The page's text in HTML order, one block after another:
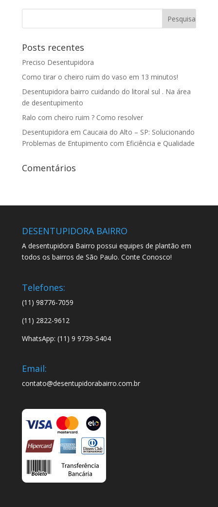
Posts recentes
Preciso Desentupidora
Como tirar o cheiro ruim do vaso em 13 minutos!
Desentupidora bairro cuidando do litoral sul . Na área
de desentupimento
Ralo com cheiro ruim ? Como resolver
Desentupidora em Caucaia do Alto – SP: Solucionando
Problemas de Entupimento com Eficiência e Qualidade
Comentários
DESENTUPIDORA BAIRRO
A desentupidora Bairro possui equipes de plantão em
todos os bairros de São Paulo. Conte Conosco!
Telefones:
(11) 98776-7059
(11) 2822-9612
WhatsApp: (11) 9 9739-5404
Email:
contato@desentupidorabairro.com.br